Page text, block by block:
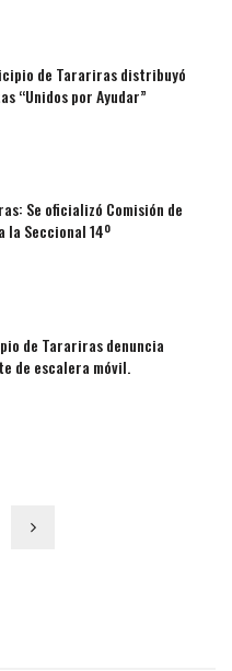
de Tarariras distribuyó
“Unidos por Ayudar”
Se oficializó Comisión de
la Seccional 14º
de Tarariras denuncia
de escalera móvil.